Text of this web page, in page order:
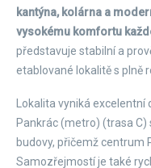
kantýna, kolárna a
vysokému komfortu
představuje stabilní a
etablované lokalitě s plně
Lokalita vyniká
Pankrác (metro) (trasa
budovy, přičemž centrum
Samozřejmostí je také